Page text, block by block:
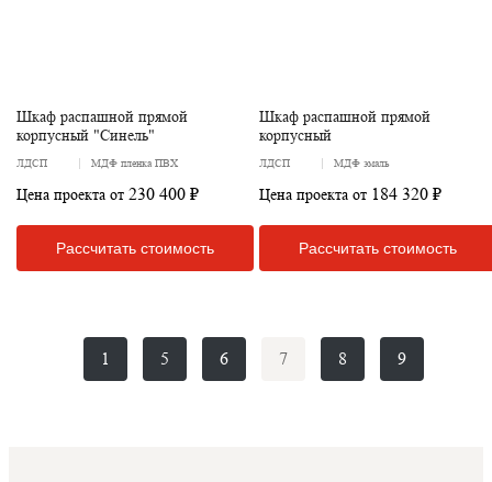
Шкаф распашной прямой
корпусный "Синель"
ЛДСП МДФ пленка ПВХ
Цена проекта от 230 400 ₽
Рассчитать стоимость
Шкаф распашной прямой
корпусный
ЛДСП МДФ эмаль
Цена проекта от 184 320 ₽
Рассчитать стоимость
1 5 6 7 8 9